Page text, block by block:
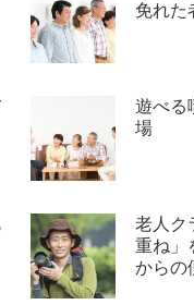
免れた
遊べる
場
老人ク
重ね」
からの